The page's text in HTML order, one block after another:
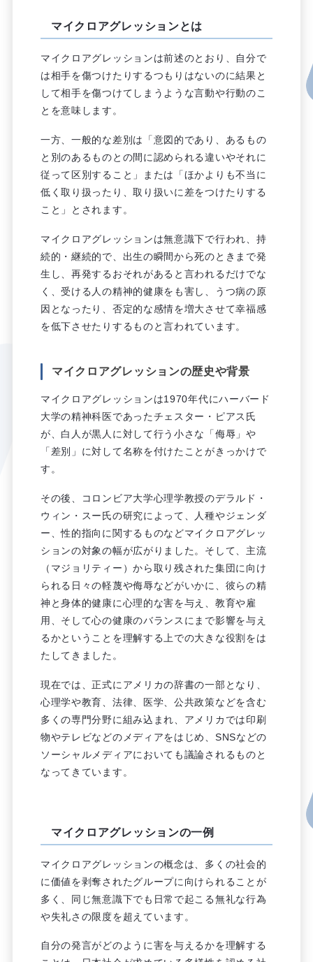
マイクロアグレッションとは
マイクロアグレッションは前述のとおり、自分で
は相手を傷つけたりするつもりはないのに結果と
して相手を傷つけてしまうような言動や行動のこ
とを意味します。
一方、一般的な差別は「意図的であり、あるもの
と別のあるものとの間に認められる違いやそれに
従って区別すること」または「ほかよりも不当に
低く取り扱ったり、取り扱いに差をつけたりする
こと」とされます。
マイクロアグレッションは無意識下で行われ、持
続的・継続的で、出生の瞬間から死のときまで発
生し、再発するおそれがあると言われるだけでな
く、受ける人の精神的健康をも害し、うつ病の原
因となったり、否定的な感情を増大させて幸福感
を低下させたりするものと言われています。
マイクロアグレッションの歴史や背景
マイクロアグレッションは1970年代にハーバード
大学の精神科医であったチェスター・ピアス氏
が、白人が黒人に対して行う小さな「侮辱」や
「差別」に対して名称を付けたことがきっかけで
す。
その後、コロンビア大学心理学教授のデラルド・
ウィン・スー氏の研究によって、人種やジェンダ
ー、性的指向に関するものなどマイクロアグレッ
ションの対象の幅が広がりました。そして、主流
（マジョリティー）から取り残された集団に向け
られる日々の軽蔑や侮辱などがいかに、彼らの精
神と身体的健康に心理的な害を与え、教育や雇
用、そして心の健康のバランスにまで影響を与え
るかということを理解する上での大きな役割をは
たしてきました。
現在では、正式にアメリカの辞書の一部となり、
心理学や教育、法律、医学、公共政策などを含む
多くの専門分野に組み込まれ、アメリカでは印刷
物やテレビなどのメディアをはじめ、SNSなどの
ソーシャルメディアにおいても議論されるものと
なってきています。
マイクロアグレッションの一例
マイクロアグレッションの概念は、多くの社会的
に価値を剥奪されたグループに向けられることが
多く、同じ無意識下でも日常で起こる無礼な行為
や失礼さの限度を超えています。
自分の発言がどのように害を与えるかを理解する